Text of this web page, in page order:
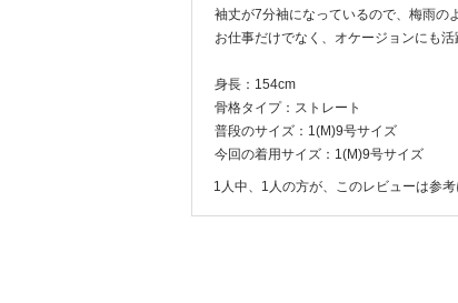
袖丈が7分袖になっているので、梅雨の
お仕事だけでなく、オケージョンにも
身長：154cm
骨格タイプ：ストレート
普段のサイズ：1(M)9号サイズ
今回の着用サイズ：1(M)9号サイズ
1人中、1人の方が、このレビューは参考